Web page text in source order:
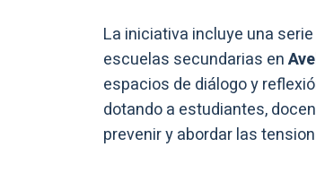
La iniciativa incluye una
escuelas secundarias en
espacios de diálogo y
dotando a estudiantes,
prevenir y abordar las